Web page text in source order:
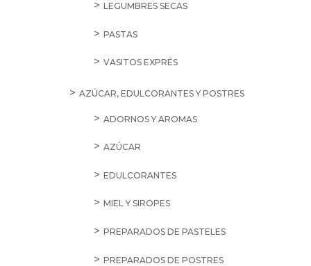
LEGUMBRES SECAS
PASTAS
VASITOS EXPRÉS
AZÚCAR, EDULCORANTES Y POSTRES
ADORNOS Y AROMAS
AZÚCAR
EDULCORANTES
MIEL Y SIROPES
PREPARADOS DE PASTELES
PREPARADOS DE POSTRES